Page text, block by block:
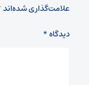
علامت‌گذاری شده‌اند
دیدگاه*